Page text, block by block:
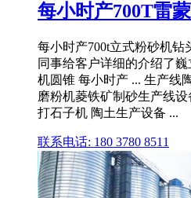
每小时产700T雷
每小时产700t立式粉砂机钻
同事给客户详细的介绍了
机圆锥 每小时产 ... 生产线
磨粉机菱铁矿制砂生产线
打石子机 陶土生产设备 ...
联系电话: 180 3780 8511